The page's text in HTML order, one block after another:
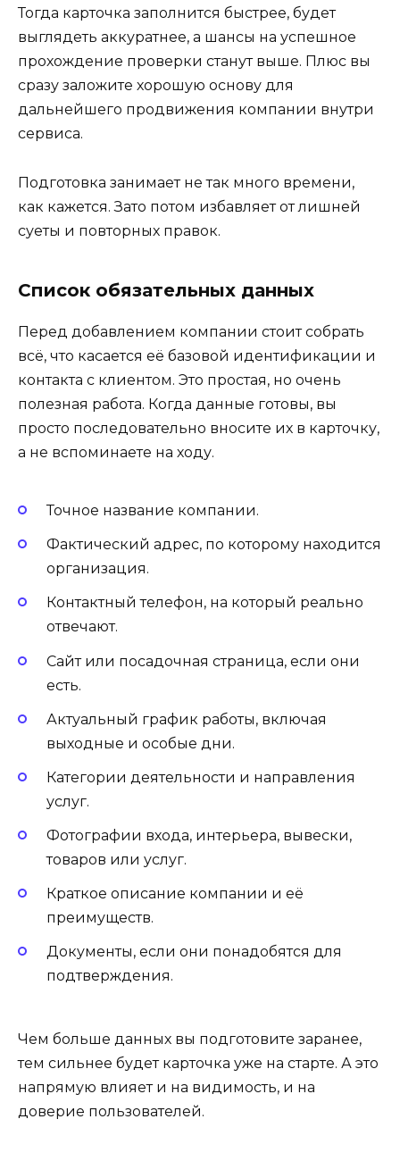
Тогда карточка заполнится быстрее, будет
выглядеть аккуратнее, а шансы на успешное
прохождение проверки станут выше. Плюс вы
сразу заложите хорошую основу для
дальнейшего продвижения компании внутри
сервиса.
Подготовка занимает не так много времени,
как кажется. Зато потом избавляет от лишней
суеты и повторных правок.
Список обязательных данных
Перед добавлением компании стоит собрать
всё, что касается её базовой идентификации и
контакта с клиентом. Это простая, но очень
полезная работа. Когда данные готовы, вы
просто последовательно вносите их в карточку,
а не вспоминаете на ходу.
Точное название компании.
Фактический адрес, по которому находится
организация.
Контактный телефон, на который реально
отвечают.
Сайт или посадочная страница, если они
есть.
Актуальный график работы, включая
выходные и особые дни.
Категории деятельности и направления
услуг.
Фотографии входа, интерьера, вывески,
товаров или услуг.
Краткое описание компании и её
преимуществ.
Документы, если они понадобятся для
подтверждения.
Чем больше данных вы подготовите заранее,
тем сильнее будет карточка уже на старте. А это
напрямую влияет и на видимость, и на
доверие пользователей.